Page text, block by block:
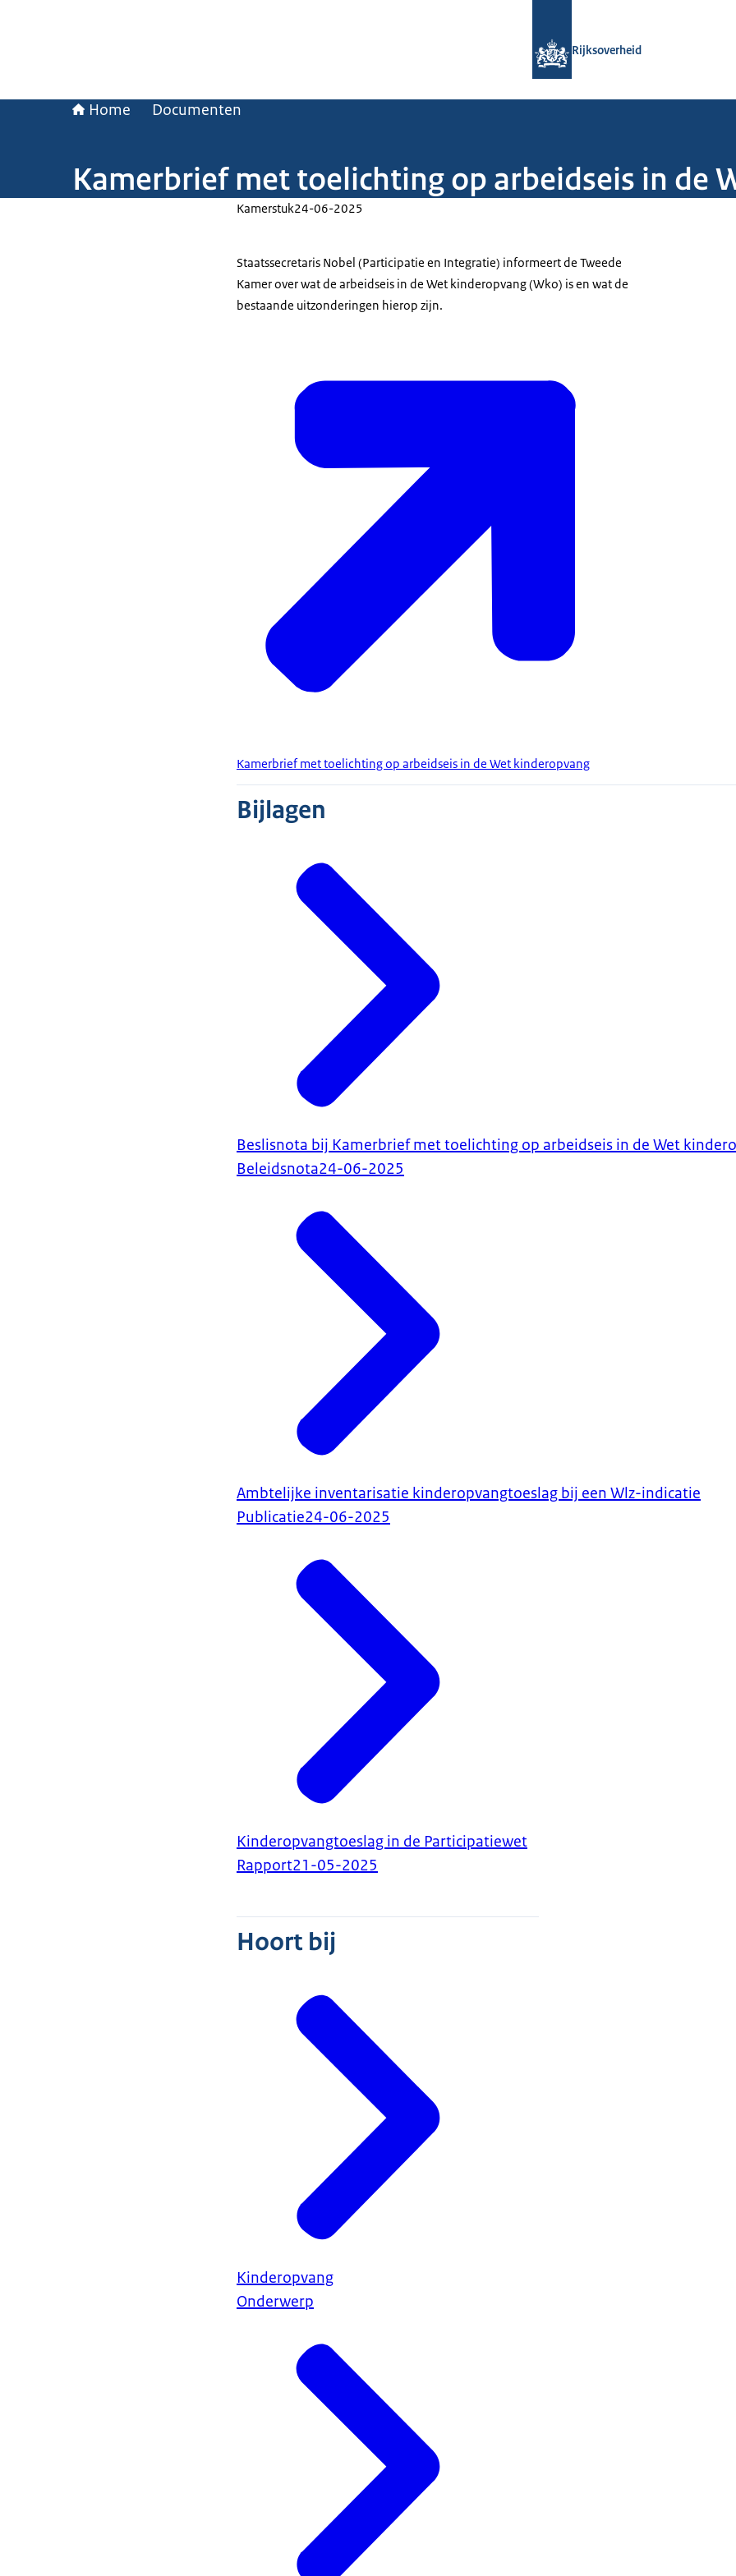
Rijksoverheid
Home Documenten
Kamerbrief met toelichting op arbeidseis in de
Kamerstuk24-06-2025
Staatssecretaris Nobel (Participatie en Integratie) informeert de Tweede
Kamer over wat de arbeidseis in de Wet kinderopvang (Wko) is en wat de
bestaande uitzonderingen hierop zijn.
Kamerbrief met toelichting op arbeidseis in de Wet kinderopvang
Bijlagen
Beslisnota bij Kamerbrief met toelichting op arbeidseis in de Wet
Beleidsnota24-06-2025
Ambtelijke inventarisatie kinderopvangtoeslag bij een Wlz-indicatie
Publicatie24-06-2025
Kinderopvangtoeslag in de Participatiewet
Rapport21-05-2025
Hoort bij
Kinderopvang
Onderwerp